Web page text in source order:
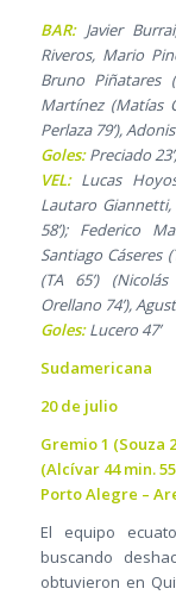
BAR:Javier
Riveros, Mario
Bruno Piñatares
Martínez (Matías
Perlaza 79’),
Goles:Preciado
VEL:Lucas
Lautaro Giannetti,
58’); Federico
Santiago Cáseres
(TA 65’)
Orellano 74’),
Goles:Lucero 47’
Sudamericana
20 de julio
Gremio 1 (Souza
(Alcívar 44 min.
Porto Alegre –
El equipo
buscando
obtuvieron en